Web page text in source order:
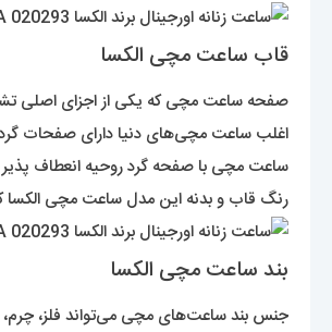
قاب ساعت مچی الکسا
صفحه ساعت مچی که یکی از اجزای اصلی
اغلب ساعت مچی‌های دنیا دارای صفحات گرد
ساعت مچی با صفحه گرد روحیه انعطاف
رنگ قاب و بدنه این مدل ساعت مچی الکسا
بند ساعت مچی الکسا
جنس بند ساعت‌های مچی می‌تواند فلز،